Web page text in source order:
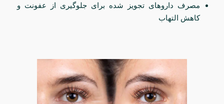
مصرف داروهای تجویز شده برای جلوگیری از عفونت و
کاهش التهاب